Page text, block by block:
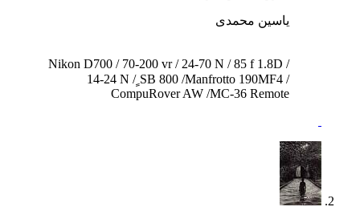
یاسین محمدی
Nikon D700 / 70-200 vr / 24-70 N / 85 f 1.8D /
14-24 N / ٍSB 800 /Manfrotto 190MF4 /
CompuRover AW /MC-36 Remote